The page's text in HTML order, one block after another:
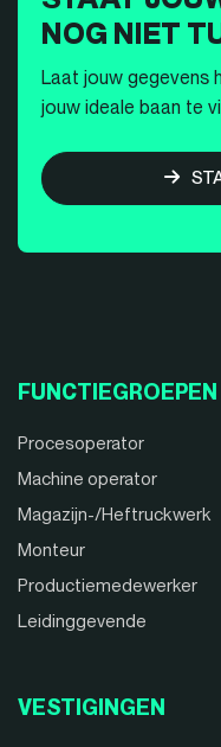
NOG NIET
Laat jouw gegevens
jouw ideale baan te
FUNCTIEGROEPEN
Procesoperator
Machine operator
Magazijn-/Heftruckwerk
Monteur
Productiemedewerker
Leidinggevende
VESTIGINGEN